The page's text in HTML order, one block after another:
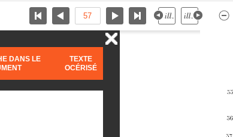
DANS LE
TEXTE
OCÉRISÉ